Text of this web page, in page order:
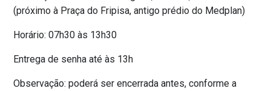
(próximo à Praça do Fripisa, antigo prédio do Medplan)
Horário: 07h30 às 13h30
Entrega de senha até às 13h
Observação: poderá ser encerrada antes, conforme a